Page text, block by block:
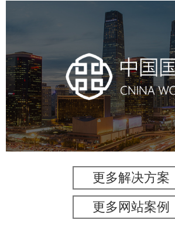
中国国贸
房地产 商业地产 地产网站建设
网站建设
电商网站
更多解决方案
更多网站案例